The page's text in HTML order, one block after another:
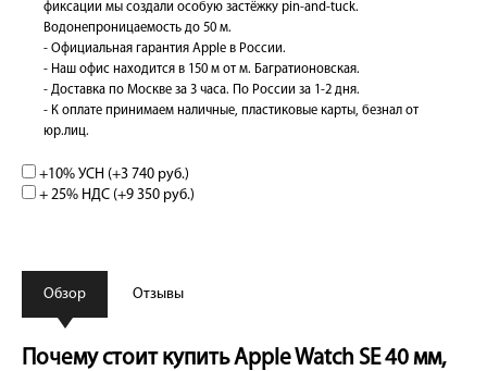
фиксации мы создали особую застёжку pin-and-tuck.
Водонепроницаемость до 50 м.
- Официальная гарантия Apple в России.
- Наш офис находится в 150 м от м. Багратионовская.
- Доставка по Москве за 3 часа. По России за 1-2 дня.
- К оплате принимаем наличные, пластиковые карты, безнал от
юр.лиц.
+10% УСН (+3 740 руб.)
+ 25% НДС (+9 350 руб.)
Обзор Отзывы
Почему стоит купить Apple Watch SE 40 мм,